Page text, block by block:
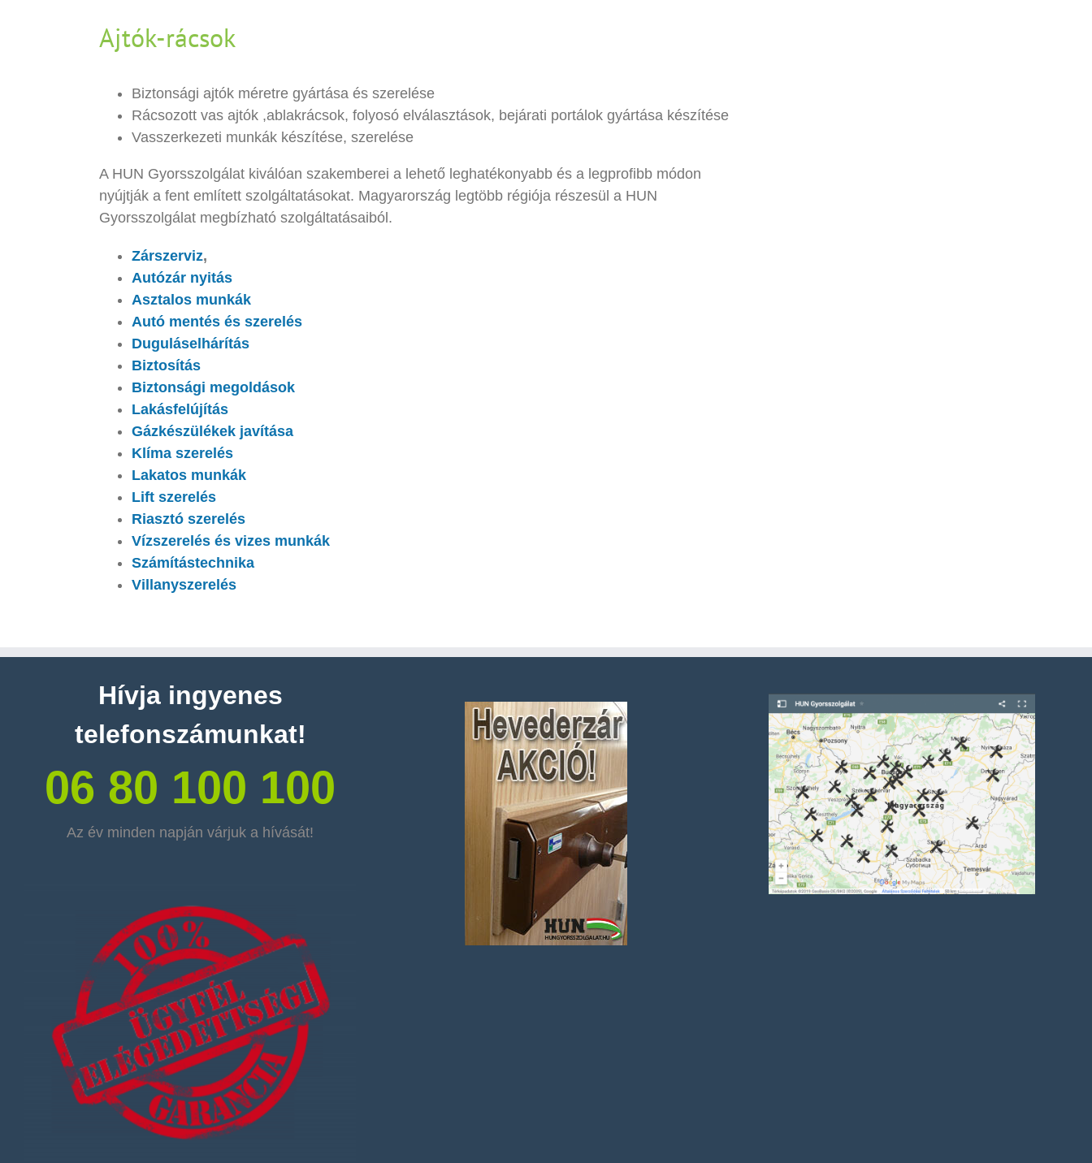
Ajtók-rácsok
Biztonsági ajtók méretre gyártása és szerelése
Rácsozott vas ajtók ,ablakrácsok, folyosó elválasztások, bejárati portálok gyártása készítése
Vasszerkezeti munkák készítése, szerelése
A HUN Gyorsszolgálat kiválóan szakemberei a lehető leghatékonyabb és a legprofibb módon
nyújtják a fent említett szolgáltatásokat. Magyarország legtöbb régiója részesül a HUN
Gyorsszolgálat megbízható szolgáltatásaiból.
Zárszerviz,
Autózár nyitás
Asztalos munkák
Autó mentés és szerelés
Duguláselhárítás
Biztosítás
Biztonsági megoldások
Lakásfelújítás
Gázkészülékek javítása
Klíma szerelés
Lakatos munkák
Lift szerelés
Riasztó szerelés
Vízszerelés és vizes munkák
Számítástechnika
Villanyszerelés
Hívja ingyenes
telefonszámunkat!
06 80 100 100
Az év minden napján várjuk a hívását!